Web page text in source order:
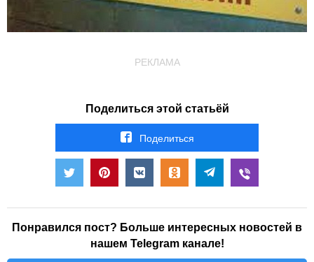
РЕКЛАМА
Поделиться этой статьёй
Поделиться
Понравился пост? Больше интересных новостей в
нашем Telegram канале!